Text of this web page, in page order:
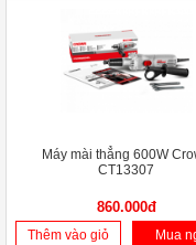
Máy mài thẳng 600W
CT13307
860.000đ
Thêm vào giỏ Mua